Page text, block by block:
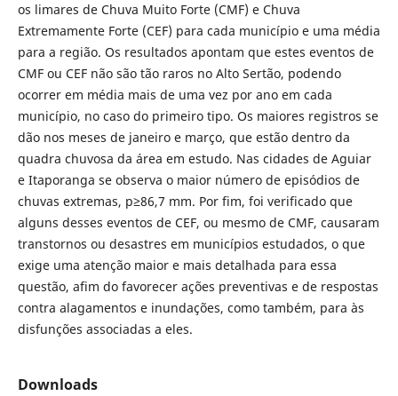
os limares de Chuva Muito Forte (CMF) e Chuva
Extremamente Forte (CEF) para cada município e uma média
para a região. Os resultados apontam que estes eventos de
CMF ou CEF não são tão raros no Alto Sertão, podendo
ocorrer em média mais de uma vez por ano em cada
município, no caso do primeiro tipo. Os maiores registros se
dão nos meses de janeiro e março, que estão dentro da
quadra chuvosa da área em estudo. Nas cidades de Aguiar
e Itaporanga se observa o maior número de episódios de
chuvas extremas, p≥86,7 mm. Por fim, foi verificado que
alguns desses eventos de CEF, ou mesmo de CMF, causaram
transtornos ou desastres em municípios estudados, o que
exige uma atenção maior e mais detalhada para essa
questão, afim do favorecer ações preventivas e de respostas
contra alagamentos e inundações, como também, para às
disfunções associadas a eles.
Downloads